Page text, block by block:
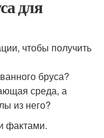
для
чтобы получить
бруса?
среда, а
из него?
фактами.